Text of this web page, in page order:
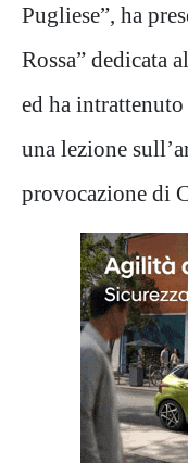
Pugliese”, ha
Rossa” dedicata
ed ha
una lezione
provocazione di